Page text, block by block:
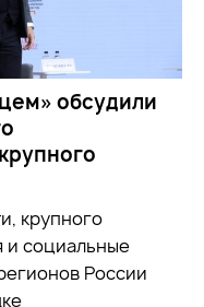
обсудили
крупного
и социальные
России